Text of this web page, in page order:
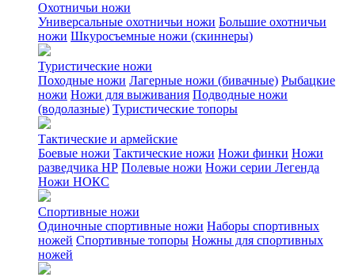
Охотничьи ножи
Универсальные охотничьи ножи Большие охотничьи
ножи Шкуросъемные ножи (скиннеры)
Туристические ножи
Походные ножи Лагерные ножи (бивачные) Рыбацкие
ножи Ножи для выживания Подводные ножи
(водолазные) Туристические топоры
Тактические и армейские
Боевые ножи Тактические ножи Ножи финки Ножи
разведчика НР Полевые ножи Ножи серии Легенда
Ножи НОКС
Спортивные ножи
Одиночные спортивные ножи Наборы спортивных
ножей Спортивные топоры Ножны для спортивных
ножей